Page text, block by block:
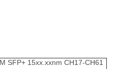
SFP+ 15xx.xxnm CH17-CH61